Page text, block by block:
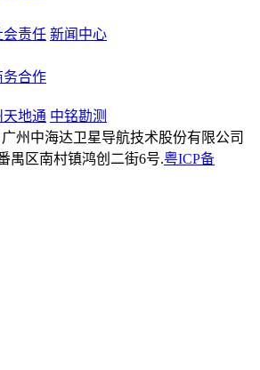
会责任 新闻中心
务合作
天地通 中铭勘测
州中海达卫星导航技术股份有限公司
禺区南村镇鸿创二街6号.粤ICP备